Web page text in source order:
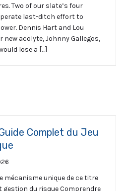
Two of our slate’s four
last-ditch effort to
Dennis Hart and Lou
acolyte, Johnny Gallegos,
lose a […]
Complet du Jeu
mécanisme unique de ce titre
gestion du risque Comprendre